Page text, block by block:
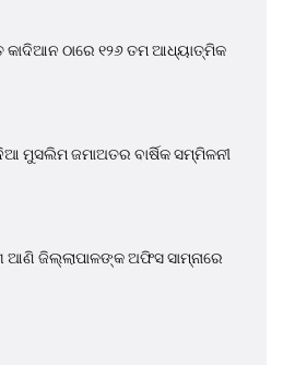
ଠାରେ ୧୨୬ ତମ ଆଧ୍ୟାତ୍ମିକ
ମୁସଲିମ ଜମାଅତର ବାର୍ଷିକ ସମ୍ମିଳନୀ
ଜିଲ୍ଲାପାଳଙ୍କ ଅଫିସ ସାମ୍ନାରେ